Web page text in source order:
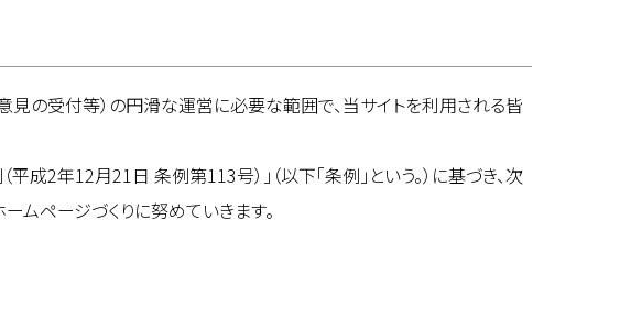
見の受付等）の円滑な運営に必要な範囲で、当サイトを利用される皆
2年12月21日 条例第113号）」（以下「条例」という。）に基づき、次
ムページづくりに努めていきます。